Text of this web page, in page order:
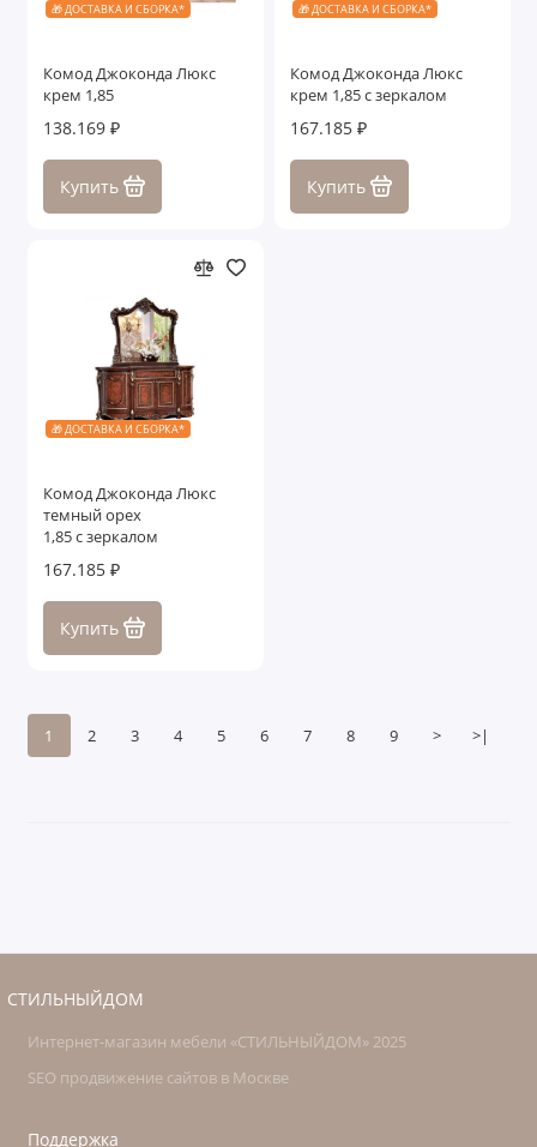
🎁 ДОСТАВКА И СБОРКА*
Комод Джоконда Люкс
крем 1,85
138.169 ₽
Купить
🎁 ДОСТАВКА И СБОРКА*
Комод Джоконда Люкс
крем 1,85 с зеркалом
167.185 ₽
Купить
🎁 ДОСТАВКА И СБОРКА*
Комод Джоконда Люкс
темный орех
1,85 с зеркалом
167.185 ₽
Купить
1 2 3 4 5 6 7 8 9 > >|
СТИЛЬНЫЙДОМ
Интернет-магазин мебели «СТИЛЬНЫЙДОМ» 2025
SEO продвижение сайтов в Москве
Поддержка